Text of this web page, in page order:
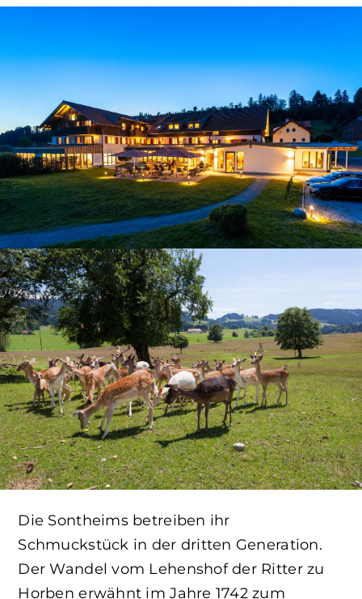
Die Sontheims betreiben ihr
Schmuckstück in der dritten Generation.
Der Wandel vom Lehenshof der Ritter zu
Horben erwähnt im Jahre 1742 zum